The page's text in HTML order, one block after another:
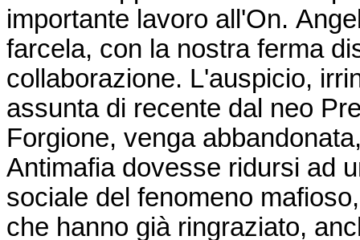
importante lavoro all'On.
farcela, con la nostra ferma
collaborazione. L'auspicio,
assunta di recente dal neo
Forgione, venga
Antimafia dovesse ridursi ad
sociale del fenomeno
che hanno già ringraziato,